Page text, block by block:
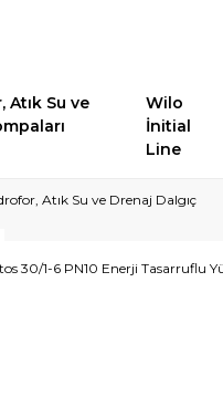
Su ve
Wilo
İnitial
Line
Atık Su ve Drenaj Dalgıç